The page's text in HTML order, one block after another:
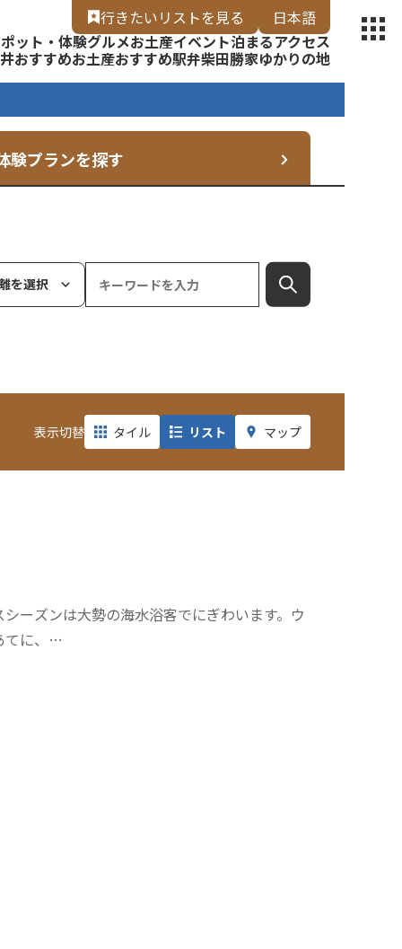
福いろ】
行きたいリストを見る
日本語
English
ット・体験グルメお土産イベント泊まるアクセス
おすすめお土産おすすめ駅弁柴田勝家ゆかりの地
験プランを探す
を選択
表示切替 タイル リスト マップ
ーズンは大勢の海水浴客でにぎわいます。ウ
てに、…